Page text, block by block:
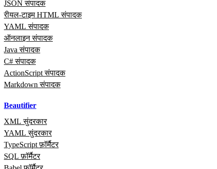
JSON संपादक
रीयल‑टाइम HTML संपादक
YAML संपादक
ऑनलाइन संपादक
Java संपादक
C# संपादक
ActionScript संपादक
Markdown संपादक
Beautifier
XML सुंदरकार
YAML सुंदरकार
TypeScript फ़ॉर्मैटर
SQL फ़ॉर्मैटर